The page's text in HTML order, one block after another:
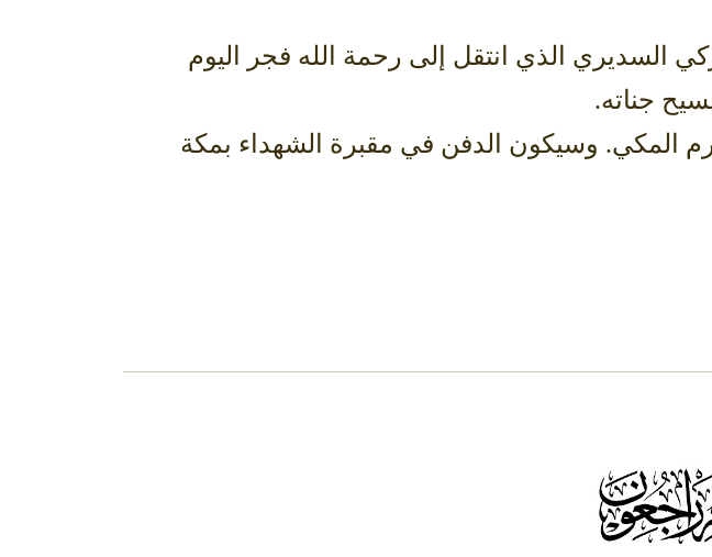
السديري الذي انتقل إلى رحمة الله فجر اليوم
جناته.
صلاة عصر اليوم الاثنين 14-8-1444 في الحرم المكي. وسيكون الدفن في مقبرة الشهداء بمكة